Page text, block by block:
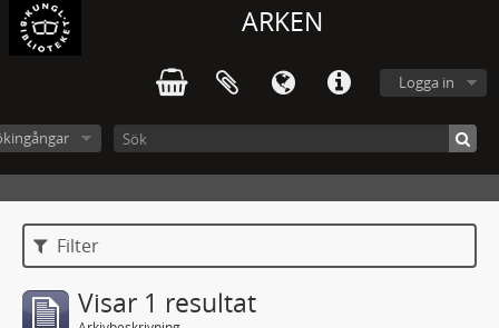
ARKEN
Logga in
Filter
Visar 1 resultat